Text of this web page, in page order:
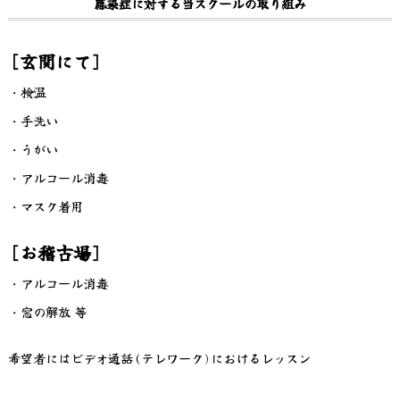
[玄関にて]
・検温
・手洗い
・うがい
・アルコール消毒
・マスク着用
[お稽古場]
・アルコール消毒
・窓の解放 等
希望者にはビデオ通話(テレワーク)におけるレッスン